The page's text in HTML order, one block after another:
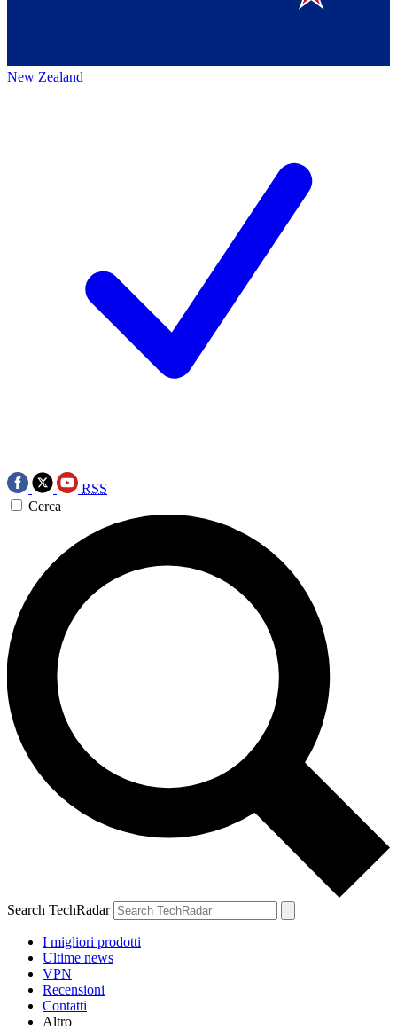
New Zealand
RSS
Cerca
Search TechRadar
I migliori prodotti
Ultime news
VPN
Recensioni
Contatti
Altro